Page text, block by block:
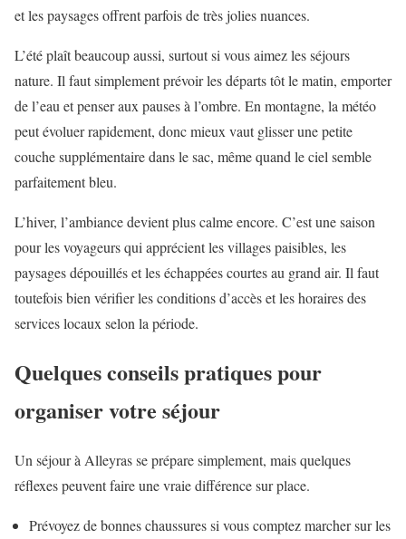
et les paysages offrent parfois de très jolies nuances.
L’été plaît beaucoup aussi, surtout si vous aimez les séjours
nature. Il faut simplement prévoir les départs tôt le matin, emporter
de l’eau et penser aux pauses à l’ombre. En montagne, la météo
peut évoluer rapidement, donc mieux vaut glisser une petite
couche supplémentaire dans le sac, même quand le ciel semble
parfaitement bleu.
L’hiver, l’ambiance devient plus calme encore. C’est une saison
pour les voyageurs qui apprécient les villages paisibles, les
paysages dépouillés et les échappées courtes au grand air. Il faut
toutefois bien vérifier les conditions d’accès et les horaires des
services locaux selon la période.
Quelques conseils pratiques pour
organiser votre séjour
Un séjour à Alleyras se prépare simplement, mais quelques
réflexes peuvent faire une vraie différence sur place.
Prévoyez de bonnes chaussures si vous comptez marcher sur les